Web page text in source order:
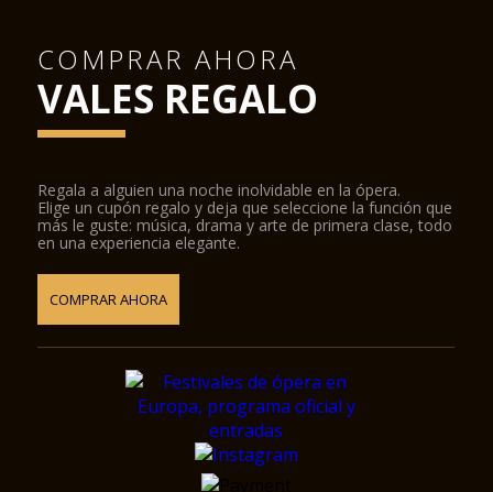
COMPRAR AHORA
VALES REGALO
Regala a alguien una noche inolvidable en la ópera.
Elige un cupón regalo y deja que seleccione la función que
más le guste: música, drama y arte de primera clase, todo
en una experiencia elegante.
COMPRAR AHORA